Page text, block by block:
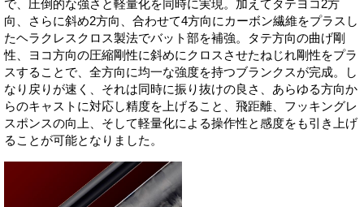
で、圧倒的な強さと軽量化を同時に実現。加えてタテヨコ2方
向、さらに斜め2方向、合わせて4方向にカーボン繊維をプラスし
たヘラクレスクロス製法でバット部を補強。タテ方向の曲げ剛
性、ヨコ方向の圧縮剛性に斜めにクロスさせたねじれ剛性をプラ
スすることで、全方向に均一な強度を持つブランクスが完成。し
なり戻りが速く、それは同時に振り抜けの良さ、あらゆる方向か
らのキャストに対応し精度を上げること、飛距離、フッキングレ
スポンスの向上、そして軽量化による操作性と感度をも引き上げ
ることが可能となりました。